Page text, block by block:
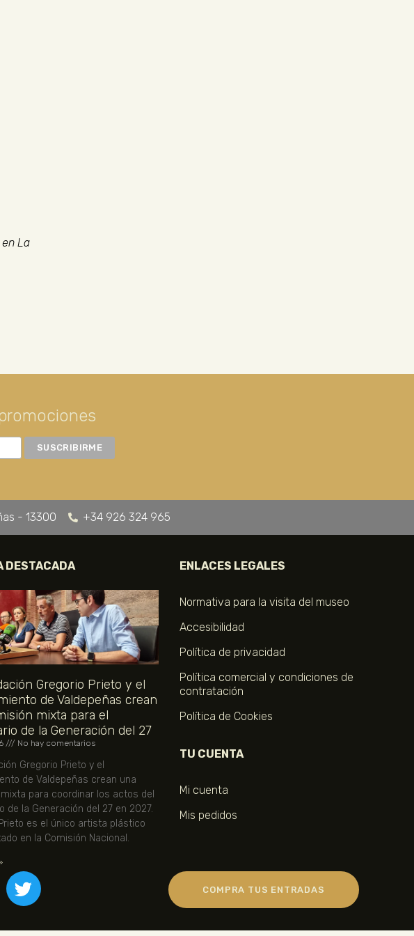
La
- 13300 +34 926 324 965
DESTACADA
Gregorio Prieto y el
de Valdepeñas crean
mixta para el
de la Generación del 27
No hay comentarios
Gregorio Prieto y el
de Valdepeñas crean una
para coordinar los actos del
de la Generación del 27 en 2027.
es el único artista plástico
en la Comisión Nacional.
ENLACES LEGALES
Normativa para la visita del museo
Accesibilidad
Política de privacidad
Política comercial y condiciones de
contratación
Política de Cookies
TU CUENTA
Mi cuenta
Mis pedidos
COMPRA TUS ENTRADAS